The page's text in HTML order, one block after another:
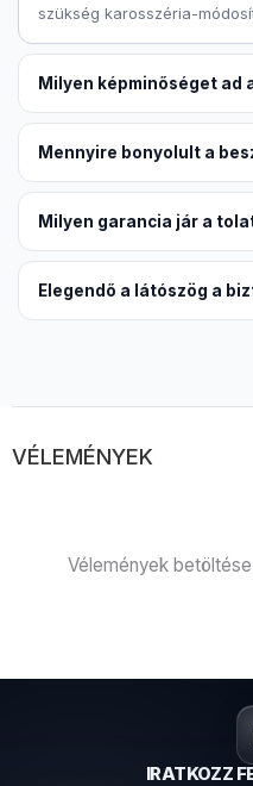
szükség karosszéria-
Milyen képminőséget ad
Mennyire bonyolult a
Milyen garancia jár a
Elegendő a látószög a
VÉLEMÉNYEK
Vélemények
IRATKOZZ